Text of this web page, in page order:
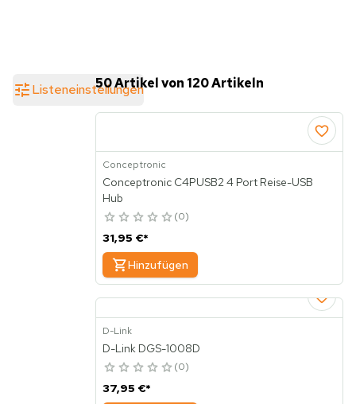
Listeneinstellungen50 Artikel von 120 Artikeln
Conceptronic
Conceptronic C4PUSB2 4 Port Reise-USB
Hub
0
31,95 €*
Hinzufügen
D-Link
D-Link DGS-1008D
0
37,95 €*